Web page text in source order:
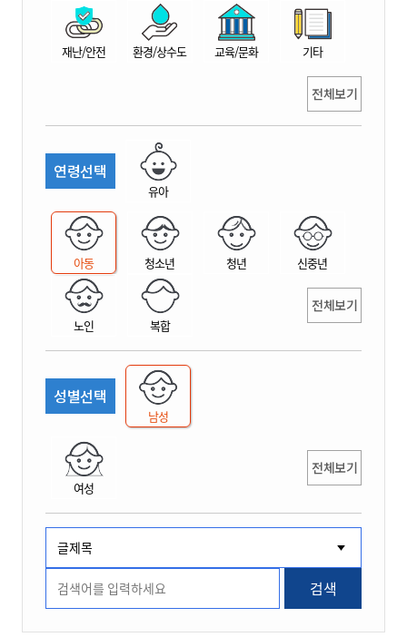
재난/안전 환경/상수도 교육/문화 기타
전체보기
연령선택
유아
아동 청소년 청년 신중년
노인 복합
전체보기
성별선택
남성
여성
전체보기
검색